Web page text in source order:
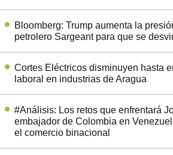
Bloomberg: Trump aumenta la
petrolero Sargeant para que se
Cortes Eléctricos disminuyen hasta
laboral en industrias de Aragua
#Análisis: Los retos que enfrentará
embajador de Colombia en
el comercio binacional